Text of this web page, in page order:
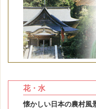
花・水
懐かしい日本の農村風